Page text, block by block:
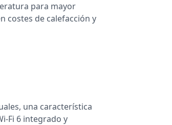
para mayor
costes de calefacción y
una característica
6 integrado y